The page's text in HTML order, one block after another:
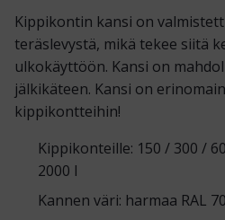
Kippikontin kansi on
teräslevystä, mikä tekee siitä
ulkokäyttöön. Kansi on
jälkikäteen. Kansi on
kippikontteihin!
Kippikonteille: 150 / 300 /
2000 l
Kannen väri: harmaa RAL